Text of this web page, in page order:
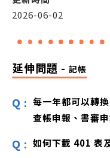
2026-06-02
延伸問題 - 記帳
每一年都可以轉
查帳申報、書審
如何下載 401 表